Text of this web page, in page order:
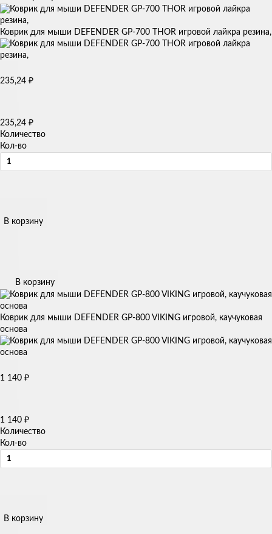
Коврик для мыши DEFENDER GP-700 THOR игровой лайкра резина,
235,24 ₽
235,24 ₽
Количество
Кол-во
В корзину
В корзину
Коврик для мыши DEFENDER GP-800 VIKING игровой, каучуковая
основа
1 140 ₽
1 140 ₽
Количество
Кол-во
В корзину